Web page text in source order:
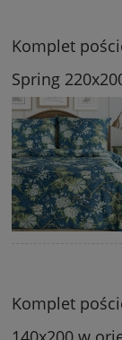
Komplet
Spring
Komplet